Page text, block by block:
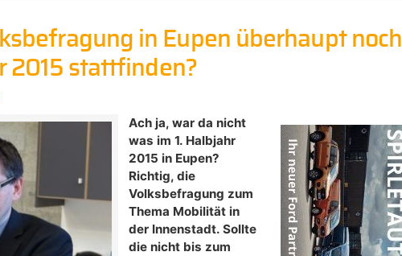
in Eupen überhaupt noch
2015 stattfinden?
Ach ja, war da nicht
was im 1. Halbjahr
2015 in Eupen?
Richtig, die
Volksbefragung zum
Thema Mobilität in
der Innenstadt. Sollte
die nicht bis zum